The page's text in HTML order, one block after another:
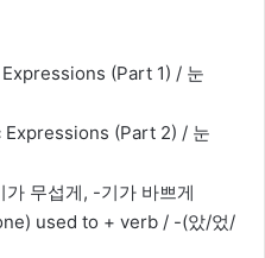
(Part 1) / 눈
(Part 2) / 눈
무섭게, -기가 바쁘게
used to + verb / -(았/었/